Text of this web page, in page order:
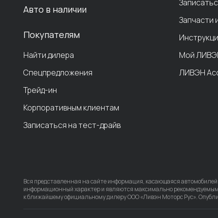
Авто в наличии
Покупателям
Найти дилера
Спецпредложения
Трейд-ин
Корпоративным клиентам
Записаться на тест-драйв
Запчасти
Мой
ЛИВЭН
Вся представленная на сайте информация, касающаяся
информационный характер и являются максимально
к ближайшему официальному дилеру ООО «Ливэн Моторс Рус».